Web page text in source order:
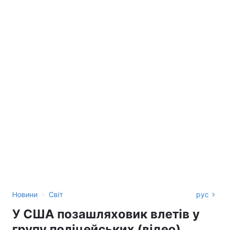
Новини › Світ рус
У США позашляховик влетів у